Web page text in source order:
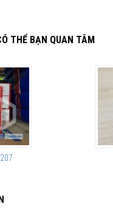
THỂ BẠN QUAN TÂM